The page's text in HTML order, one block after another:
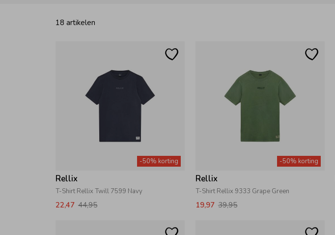
18 artikelen
-50% korting
Rellix
T-Shirt Rellix Twill 7599 Navy
22,47 44,95
-50% korting
Rellix
T-Shirt Rellix 9333 Grape Green
19,97 39,95